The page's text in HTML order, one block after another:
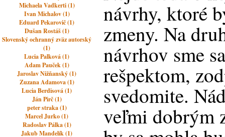
Michaela Vadkerti (1)
Ivan Michalov (1)
Eduard Pekarovič (1)
Dušan Rostáš (1)
Slovenský ochranný zväz autorský
(1)
Lucia Palková (1)
Adam Pauček (1)
Jaroslav Nižňanský (1)
Zuzana Adamova (1)
Lucia Berdisová (1)
Ján Pirč (1)
peter straka (1)
Marcel Jurko (1)
Radoslav Pálka (1)
Jakub Mandelík (1)
návrhy, ktoré
zmeny. Na
návrhov sme
rešpektom,
svedomite.
veľmi dobrým